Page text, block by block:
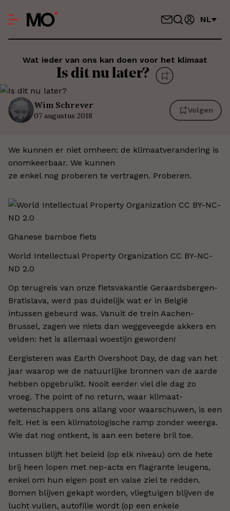
NL
Wat ieder van ons kan doen voor het klimaat
Is dit nu later?
Wim Schrever
07 augustus 2018
Volgen
We kunnen er niet omheen: de klimaatverandering is
onomkeerbaar. We kunnen
ze enkel nog proberen te vertragen. Proberen.
Ghanese bamboe fiets
World Intellectual Property Organization CC BY-NC-
ND 2.0​
Op terugreis van onze fietsvakantie Geraardsbergen-
Bratislava, werd pas duidelijk wat er in België
intussen gebeurd was. Vanuit de trein Aachen-
Brussel, zagen we niets dan weggeveegde akkers en
velden: het is allemaal woestijn geworden!
Eergisteren was Earth Overshoot Day, de dag van het
jaar waarop we de natuurlijke bronnen van de aarde
hebben opgebruikt. Nooit eerder viel die dag zo
vroeg. The point of no return, waar klimaat-
wetenschappers ons allang voor waarschuwen, is een
feit. Het is een klimatologische ramp zonder weerga.
Wie dat nog ontkent, is aan een betere bril toe.
Intussen blijft het beleid (op elk niveau) om de hete
brij heen lopen met nep-acts en flagrante leugens,
enkel om hun eigen post en valse ziel te redden.
Bomen blijven gekapt worden, vliegtuigen blijven de
lucht vullen, autofilie wordt (op een enkele